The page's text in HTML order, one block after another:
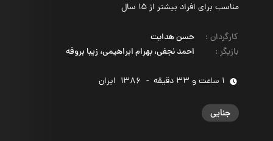
مناسب برای افراد بیشتر از 15 سال
کارگردان :
حسن هدایت
بازیگر : احمد نجفی، بهرام ابراهیمی، زیبا بروفه
1 ساعت و 33 دقیقه -
1386 ‌ ایران
جنایی